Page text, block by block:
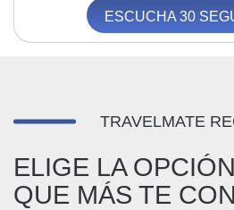
ESCUCHA 30
TRAVELMATE
ELIGE LA OPCIÓN
QUE MÁS TE